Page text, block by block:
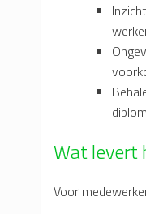
Wat levert
Voor